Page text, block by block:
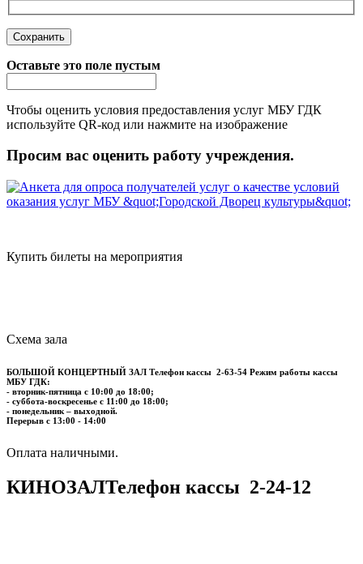
Оставьте это поле пустым
Чтобы оценить условия предоставления услуг МБУ ГДК
используйте QR-код или нажмите на изображение
Просим вас оценить работу учреждения.
Купить билеты на мероприятия
Схема зала
БОЛЬШОЙ КОНЦЕРТНЫЙ ЗАЛ Телефон кассы 2-63-54 Режим работы кассы
МБУ ГДК:
- вторник-пятница с 10:00 до 18:00;
- суббота-воскресенье с 11:00 до 18:00;
- понедельник – выходной.
Перерыв с 13:00 - 14:00
​​​​​​​Оплата наличными.
КИНОЗАЛТелефон кассы 2-24-12